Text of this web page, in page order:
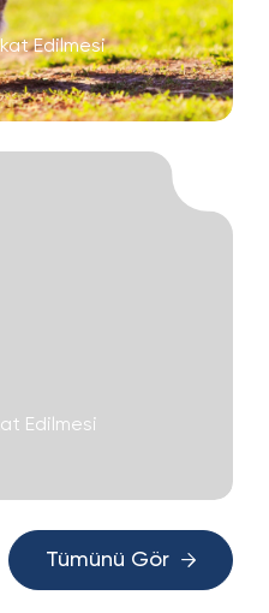
Edilmesi
Edilmesi
Tümünü Gör